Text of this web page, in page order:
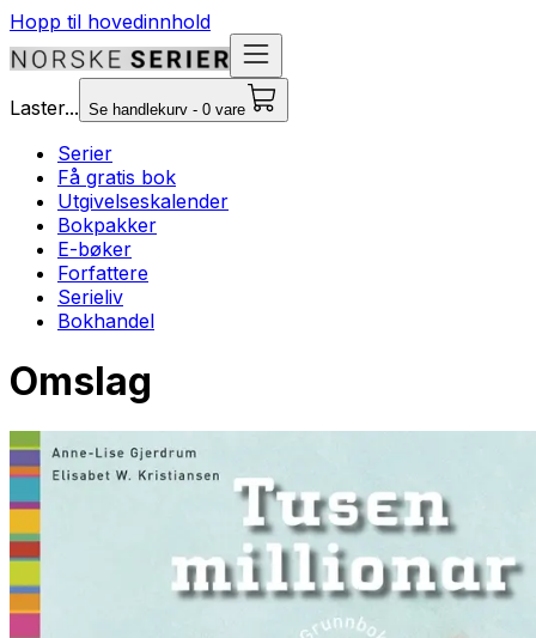
Hopp til hovedinnhold
Laster... Se handlekurv - 0 vare
Serier
Få gratis bok
Utgivelseskalender
Bokpakker
E-bøker
Forfattere
Serieliv
Bokhandel
Omslag